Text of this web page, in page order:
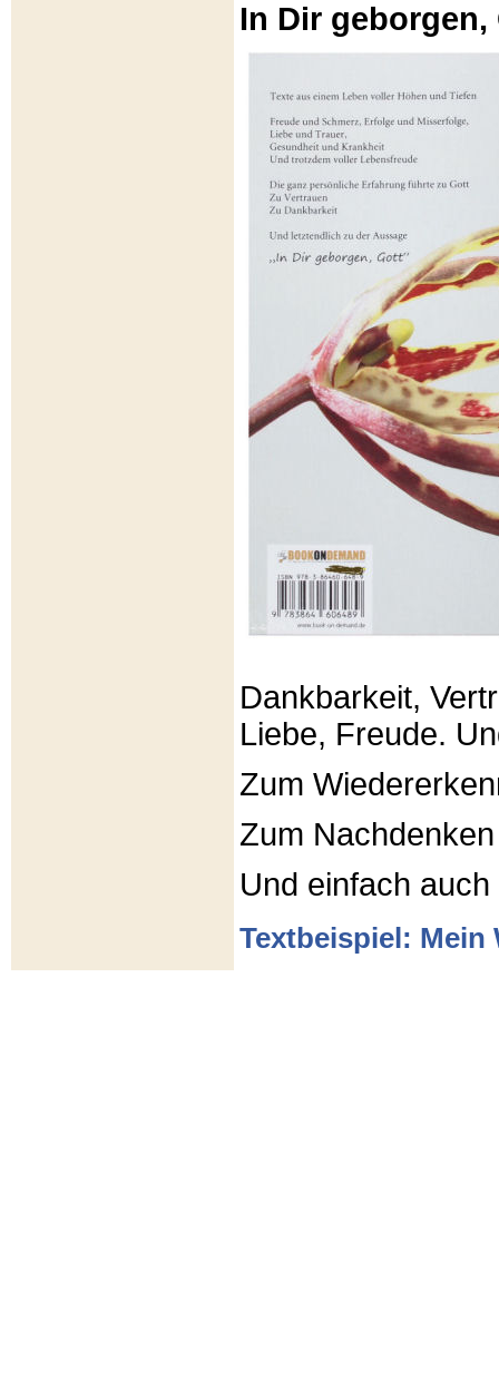
In Dir geborgen,
Dankbarkeit,
Liebe, Freude.
Zum
Zum Nachdenken
Und einfach
Textbeispiel: Mein